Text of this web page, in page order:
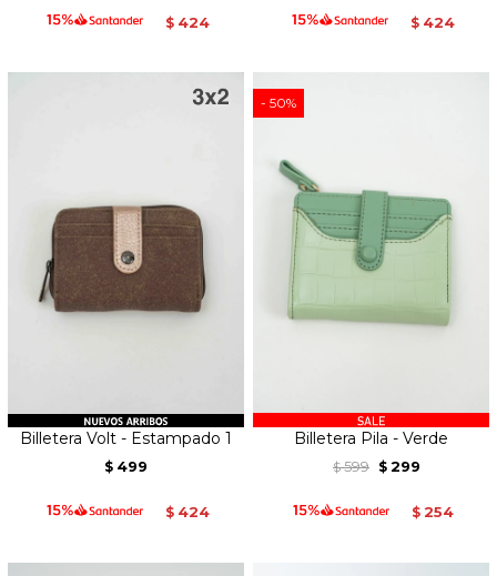
$ 424 $ 424
Billetera Volt - Estampado 1
$ 499
$ 424
50
Billetera Pila - Verde
$ 599 $ 299
$ 254